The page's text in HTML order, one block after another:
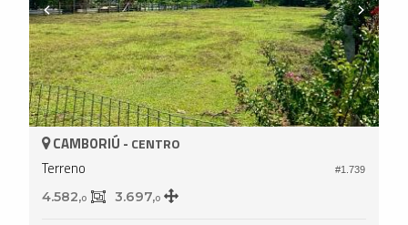
#1.739
CAMBORIÚ - CENTRO
Terreno
4.582,0 3.697,0